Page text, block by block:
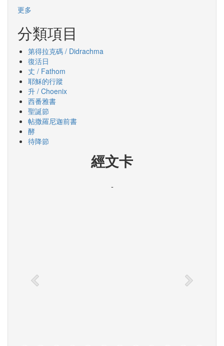
更多
分類項目
第得拉克碼 / Didrachma
復活日
丈 / Fathom
耶穌的行蹤
升 / Choenix
西番雅書
聖誕節
帖撒羅尼迦前書
酵
待降節
經文卡
-